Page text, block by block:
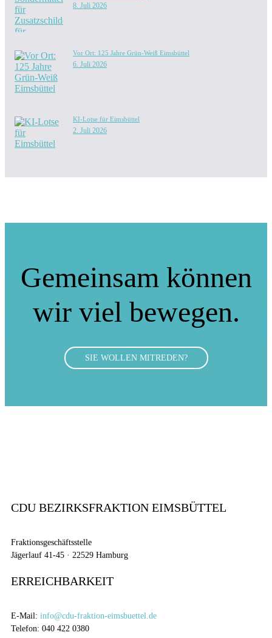
8. Juli 2026
Vor Ort: 125 Jahre Grün-Weiß Eimsbüttel
6. Juli 2026
KI-Lotse für Eimsbüttel
2. Juli 2026
Gemeinsam können
wir viel bewegen.
SIE WOLLEN MITREDEN?
CDU BEZIRKSFRAKTION EIMSBÜTTEL
Fraktionsgeschäftsstelle
Jägerlauf 41-45 · 22529 Hamburg
ERREICHBARKEIT
E-Mail: info@cdu-fraktion-eimsbuettel.de
Telefon: 040 422 0380